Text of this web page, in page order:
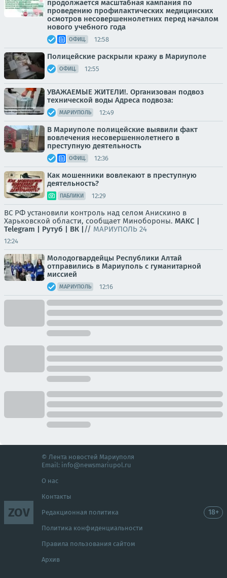
продолжается масштабная кампания по
проведению профилактических медицинских
осмотров несовершеннолетних перед началом
нового учебного года
ОФИЦ. 12:58
Полицейские раскрыли кражу в Мариуполе
ОФИЦ. 12:55
УВАЖАЕМЫЕ ЖИТЕЛИ!. Организован подвоз
технической воды Адреса подвоза:
МАРИУПОЛЬ 12:49
В Мариуполе полицейские выявили факт
вовлечения несовершеннолетнего в
преступную деятельность
ОФИЦ. 12:36
Как мошенники вовлекают в преступную
деятельность?
ПАБЛИКИ 12:29
ВС РФ установили контроль над селом Анискино в
Харьковской области, сообщает Минобороны. МАКС |
Telegram | Рутуб | ВК | // МАРИУПОЛЬ 24
12:24
Молодогвардейцы Республики Алтай
отправились в Мариуполь с гуманитарной
миссией
МАРИУПОЛЬ 12:16
ZOV
© Лента новостей Мариуполя
Email: info@newsmariupol.ru
О нас
Контакты
Редакционная политика
Политика конфиденциальности
Правила пользования сайтом
Архив
18+